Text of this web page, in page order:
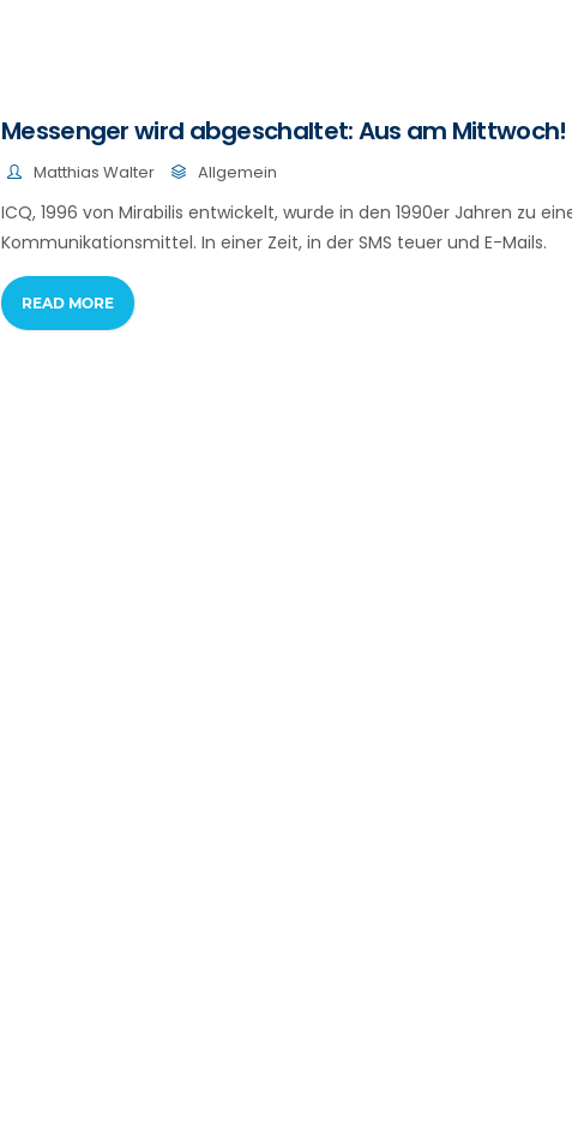
Messenger wird abgeschaltet: Aus am Mittwoch!
Matthias Walter Allgemein
ICQ, 1996 von Mirabilis entwickelt, wurde in den 1990er Jahren zu
Kommunikationsmittel. In einer Zeit, in der SMS teuer und E-Mails.
READ MORE